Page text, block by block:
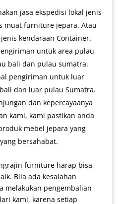
jasa ekspedisi lokal jenis
muat furniture jepara. Atau
kendaraan Container.
untuk area pulau
bali dan pulau sumatra.
pengiriman untuk luar
dan luar pulau Sumatra.
dan kepercayaanya
kami, kami pastikan anda
mebel jepara yang
bersahabat.
furniture harap bisa
Bila ada kesalahan
melakukan pengembalian
kami, karena setiap